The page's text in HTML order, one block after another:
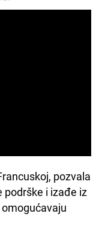
pozvala
podrške i izađe iz